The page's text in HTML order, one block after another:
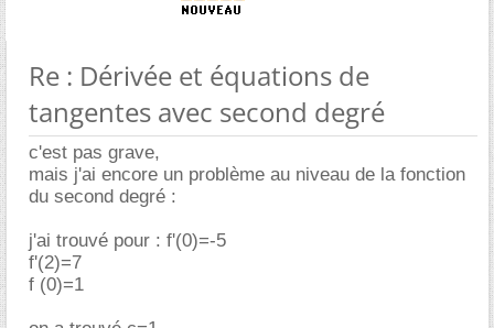
Re : Dérivée et équations de
tangentes avec second degré
c'est pas grave,
mais j'ai encore un problème au niveau de la fonction
du second degré :
j'ai trouvé pour : f'(0)=-5
f'(2)=7
f (0)=1